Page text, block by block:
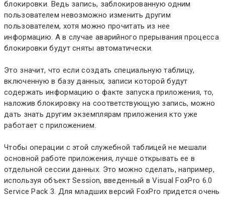
блокировки. Ведь запись, заблокированную одним
пользователем невозможно изменить другим
пользователем, хотя можно прочитать из нее
информацию. А в случае аварийного прерывания процесса
блокировки будут сняты автоматически.
Это значит, что если создать специальную таблицу,
включенную в базу данных, записи которой будут
содержать информацию о факте запуска приложения, то,
наложив блокировку на соответствующую запись, можно
дать знать другим экземплярам приложения кто уже
работает с приложением.
Чтобы операции с этой служебной таблицей не мешали
основной работе приложения, лучше открывать ее в
отдельной сессии данных. Это можно сделать, например,
используя объект Session, введенный в Visual FoxPro 6.0
Service Pack 3. Для младших версий FoxPro придется очень